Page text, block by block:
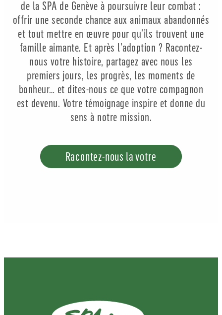
de la SPA de Genève à poursuivre leur combat :
offrir une seconde chance aux animaux abandonnés
et tout mettre en œuvre pour qu’ils trouvent une
famille aimante. Et après l’adoption ? Racontez-
nous votre histoire, partagez avec nous les
premiers jours, les progrès, les moments de
bonheur… et dites-nous ce que votre compagnon
est devenu. Votre témoignage inspire et donne du
sens à notre mission.
Racontez-nous la votre